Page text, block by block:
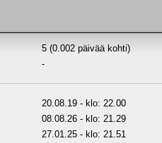
5 (0.002 päivää kohti)
-
20.08.19 - klo: 22.00
08.08.26 - klo: 21.29
27.01.25 - klo: 21.51